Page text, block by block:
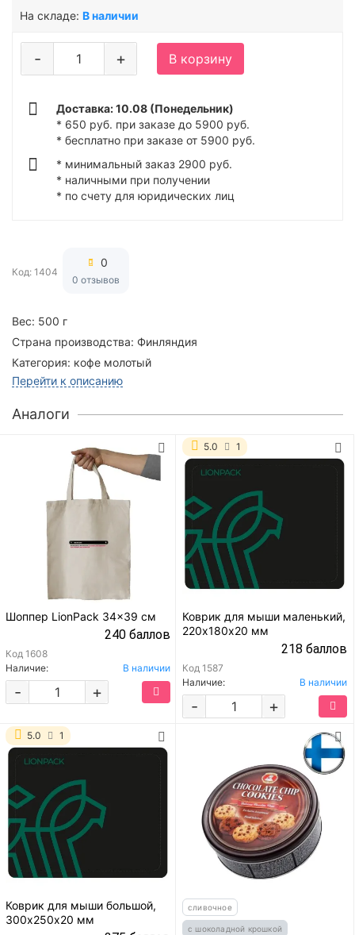
Вес: 500 г
Страна производства: Финляндия
Категория: кофе молотый
Перейти к описанию
На складе: В наличии
+
- В корзину
Доставка: 10.08 (Понедельник)
* 650 руб. при заказе до 5900 руб.
* бесплатно при заказе от 5900 руб.
* минимальный заказ 2900 руб.
* наличными при получении
* по счету для юридических лиц
Код: 1404
0
0 отзывов
Аналоги
Шоппер LionPack 34x39 см
240 баллов
Код 1608
Наличие:
В наличии
+
-
5.0 1
Коврик для мыши маленький,
220х180х20 мм
218 баллов
Код 1587
Наличие:
В наличии
+
-
5.0 1
Коврик для мыши большой,
300х250х20 мм
сливочное
с шоколадной крошкой